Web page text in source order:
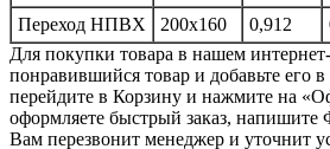
Переход НПВХ
200х160 0,912
Для покупки товара в нашем
понравившийся товар и добавьте его в
перейдите в Корзину и нажмите на
оформляете быстрый заказ,
Вам перезвонит менеджер и уточнит